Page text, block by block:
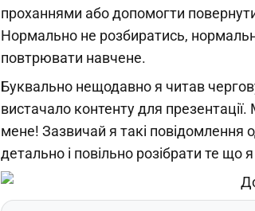
проханнями або допомогти
Нормально не розбиратись,
повтрювати навчене.
Буквально нещодавно я читав
вистачало контенту для
мене! Зазвичай я такі
детально і повільно розібрати те